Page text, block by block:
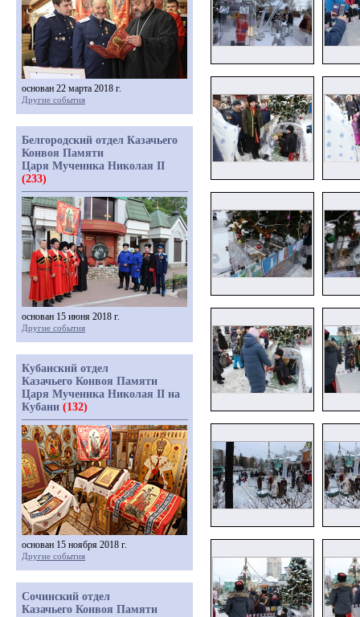
основан 22 марта 2018 г.
Другие события
Белгородский отдел Казачьего
Конвоя Памяти
Царя Мученика Николая II
(233)
основан 15 июня 2018 г.
Другие события
Кубанский отдел
Казачьего Конвоя Памяти
Царя Мученика Николая II на
Кубани (132)
основан 15 ноября 2018 г.
Другие события
Сочинский отдел
Казачьего Конвоя Памяти